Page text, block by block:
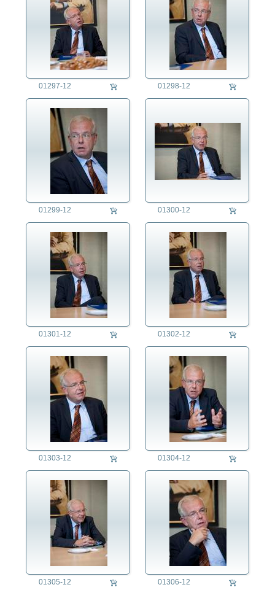
01297-12 01298-12
01299-12 01300-12
01301-12 01302-12
01303-12 01304-12
01305-12 01306-12